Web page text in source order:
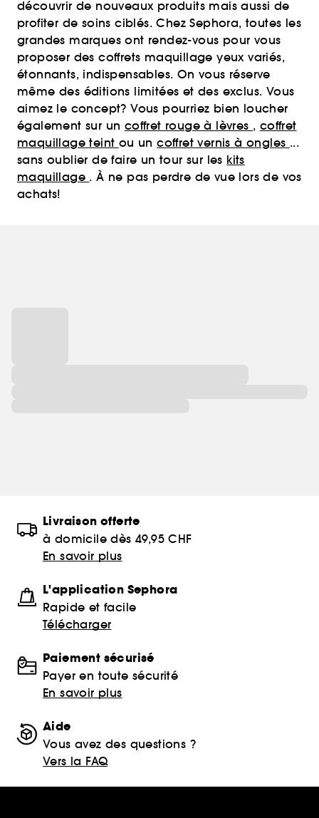
découvrir de nouveaux produits mais aussi de
profiter de soins ciblés. Chez Sephora, toutes les
grandes marques ont rendez-vous pour vous
proposer des coffrets maquillage yeux variés,
étonnants, indispensables. On vous réserve
même des éditions limitées et des exclus. Vous
aimez le concept? Vous pourriez bien loucher
également sur un coffret rouge à lèvres , coffret
maquillage teint ou uncoffret vernis à ongles ...
sans oublier de faire un tour sur les kits
maquillage . À ne pas perdre de vue lors de vos
achats!
Livraison offerte
à domicile dès 49,95 CHF
En savoir plus
L'application Sephora
Rapide et facile
Télécharger
Paiement sécurisé
Payer en toute sécurité
En savoir plus
Aide
Vous avez des questions ?
Vers la FAQ